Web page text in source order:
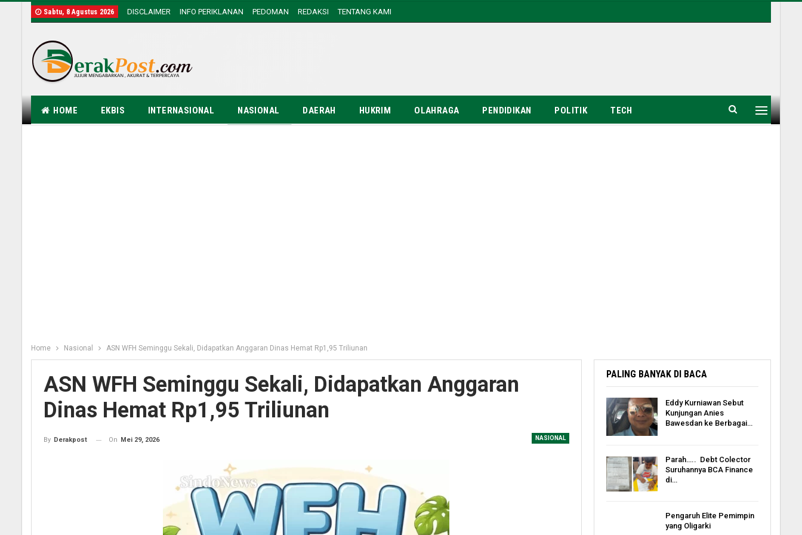
Sabtu, 8 Agustus 2026 DISCLAIMER INFO PERIKLANAN PEDOMAN REDAKSI TENTANG KAMI
HOME EKBIS INTERNASIONAL NASIONAL DAERAH HUKRIM OLAHRAGA PENDIDIKAN POLITIK TECH
Home Nasional ASN WFH Seminggu Sekali, Didapatkan Anggaran Dinas Hemat Rp1,95 Triliunan
ASN WFH Seminggu Sekali, Didapatkan Anggaran
Dinas Hemat Rp1,95 Triliunan
NASIONAL
By Derakpost On Mei 29, 2026
PALING BANYAK DI BACA
Eddy Kurniawan Sebut
Kunjungan Anies
Bawesdan ke Berbagai…
Parah….. Debt Colector
Suruhannya BCA Finance
di…
Pengaruh Elite Pemimpin
yang Oligarki